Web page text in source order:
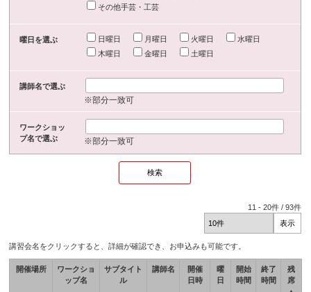
その他手芸・工芸
曜日を選ぶ 日曜日 月曜日 火曜日
水曜日
木曜日
金曜日 土曜日
講師名で選ぶ
※部分一致可
ワークショッ
プ名で選ぶ
※部分一致可
11 -20件 /93件
講習会名をクリックすると、詳細が確認でき、お申込みも可能です。
開催場所
ワークショ
ップ名
サブタイト
ル
講師名
開催
日時
曜
日
開始
時間
終了
時間
残
席